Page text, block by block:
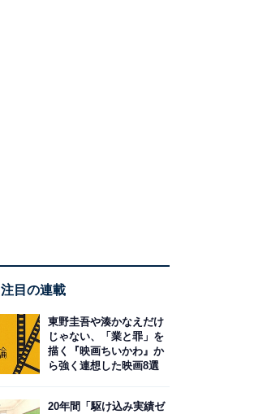
注目の連載
東野圭吾や湊かなえだけ
じゃない、「業と罪」を
描く『映画ちいかわ』か
ら強く連想した映画8選
20年間「駆け込み実績ゼ